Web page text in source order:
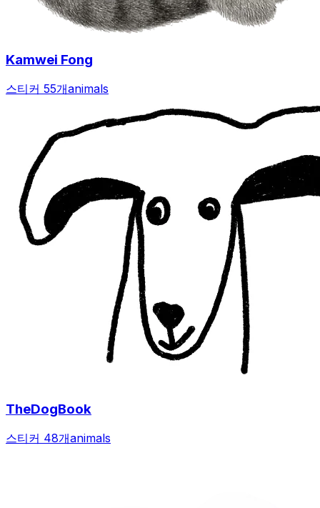
Kamwei Fong
스티커 55개animals
TheDogBook
스티커 48개animals